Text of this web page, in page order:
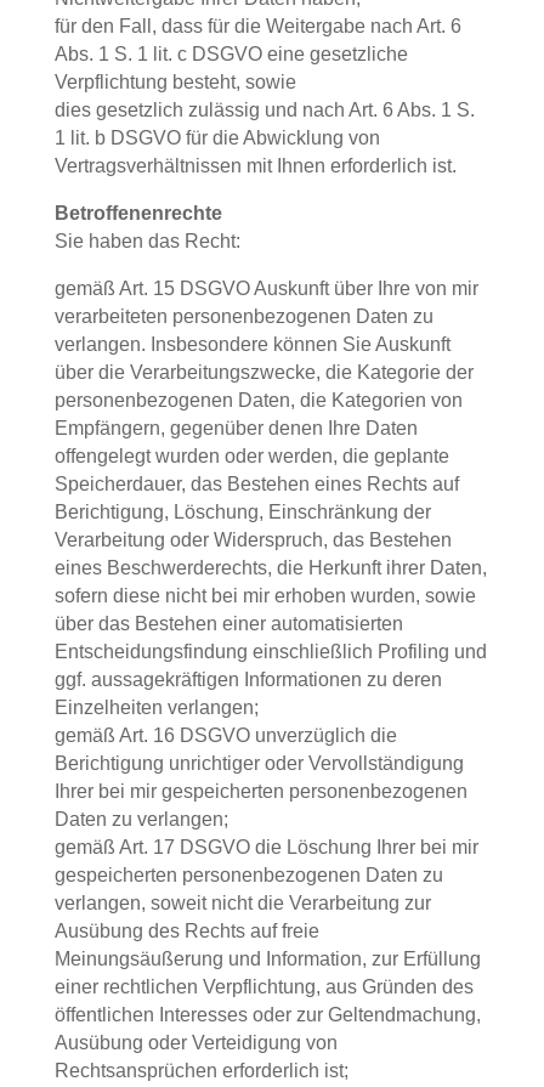
für den Fall, dass für die Weitergabe nach Art. 6
Abs. 1 S. 1 lit. c DSGVO eine gesetzliche
Verpflichtung besteht, sowie
dies gesetzlich zulässig und nach Art. 6 Abs. 1 S.
1 lit. b DSGVO für die Abwicklung von
Vertragsverhältnissen mit Ihnen erforderlich ist.
Betroffenenrechte
Sie haben das Recht:
gemäß Art. 15 DSGVO Auskunft über Ihre von mir
verarbeiteten personenbezogenen Daten zu
verlangen. Insbesondere können Sie Auskunft
über die Verarbeitungszwecke, die Kategorie der
personenbezogenen Daten, die Kategorien von
Empfängern, gegenüber denen Ihre Daten
offengelegt wurden oder werden, die geplante
Speicherdauer, das Bestehen eines Rechts auf
Berichtigung, Löschung, Einschränkung der
Verarbeitung oder Widerspruch, das Bestehen
eines Beschwerderechts, die Herkunft ihrer Daten,
sofern diese nicht bei mir erhoben wurden, sowie
über das Bestehen einer automatisierten
Entscheidungsfindung einschließlich Profiling und
ggf. aussagekräftigen Informationen zu deren
Einzelheiten verlangen;
gemäß Art. 16 DSGVO unverzüglich die
Berichtigung unrichtiger oder Vervollständigung
Ihrer bei mir gespeicherten personenbezogenen
Daten zu verlangen;
gemäß Art. 17 DSGVO die Löschung Ihrer bei mir
gespeicherten personenbezogenen Daten zu
verlangen, soweit nicht die Verarbeitung zur
Ausübung des Rechts auf freie
Meinungsäußerung und Information, zur Erfüllung
einer rechtlichen Verpflichtung, aus Gründen des
öffentlichen Interesses oder zur Geltendmachung,
Ausübung oder Verteidigung von
Rechtsansprüchen erforderlich ist;